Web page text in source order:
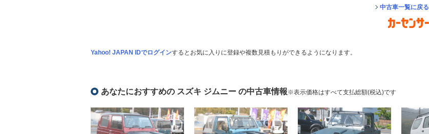
中古車一覧に戻る
Yahoo! JAPAN IDでログインするとお気に入りに登録や複数見積もりができるようになります。
あなたにおすすめの スズキ ジムニー の中古車情報※表示価格はすべて支払総額(税込)です